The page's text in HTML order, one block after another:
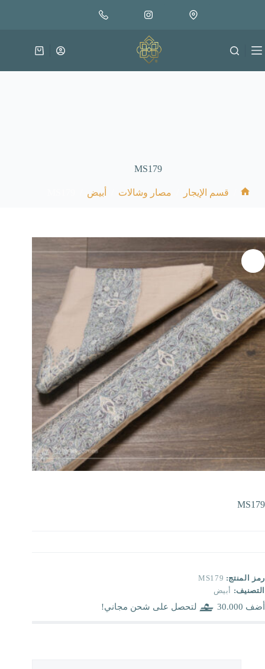
عربة
MS179
قسم الإيجار مصار وشالات أبيض
MS179
رمز المنتج: MS179
التصنيف: أبيض
أضف 30.000 لتحصل على شحن مجاني!